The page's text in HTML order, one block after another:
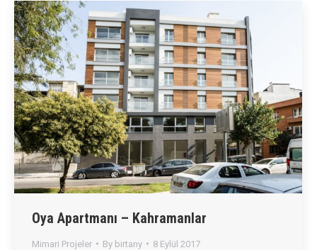
Oya Apartmanı – Kahramanlar
Mimari Projeler By birtany 8 Eylül 2017